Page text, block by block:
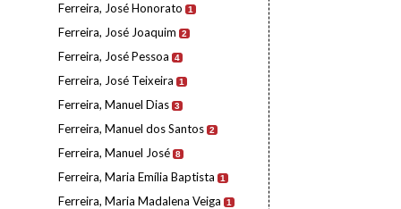
Ferreira, José Honorato 1
Ferreira, José Joaquim 2
Ferreira, José Pessoa 4
Ferreira, José Teixeira 1
Ferreira, Manuel Dias 3
Ferreira, Manuel dos Santos 2
Ferreira, Manuel José 8
Ferreira, Maria Emília Baptista 1
Ferreira, Maria Madalena Veiga 1